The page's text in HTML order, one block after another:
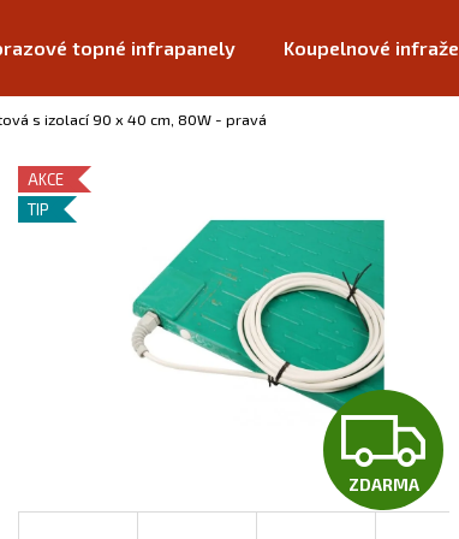
topné infrapanely Koupelnové
s izolací 90 x 40 cm, 80W - pravá
AKCE
TIP
Z
ZDARMA
Co potřebujete najít?
HLEDAT
Doporučujeme